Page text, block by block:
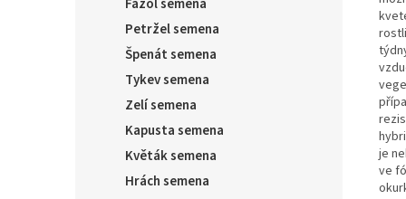
Fazol semena
Petržel semena
Špenát semena
Tykev semena
Zelí semena
Kapusta semena
Květák semena
Hrách semena
je
ve